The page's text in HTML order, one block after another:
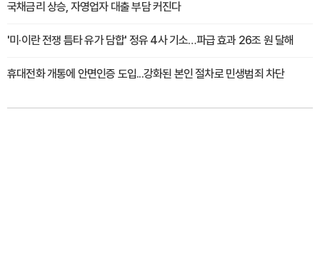
국채금리 상승, 자영업자 대출 부담 커진다
'미·이란 전쟁 틈타 유가 담합' 정유 4사 기소…파급 효과 26조 원 달해
휴대전화 개통에 안면인증 도입...강화된 본인 절차로 민생범죄 차단